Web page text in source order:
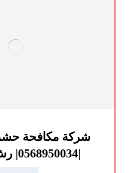
شركة مكافحة
|0568950034| رش حشرات